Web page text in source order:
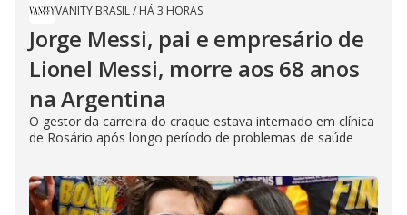
VANITY BRASIL/ HÁ 3 HORAS
Jorge Messi, pai e empresário de
Lionel Messi, morre aos 68 anos
na Argentina
O gestor da carreira do craque estava internado em clínica
de Rosário após longo período de problemas de saúde